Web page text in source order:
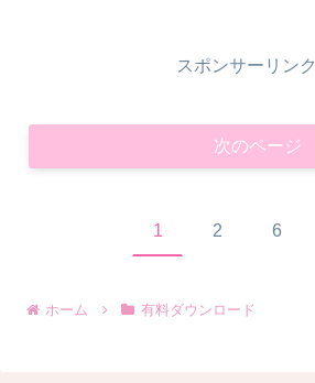
スポンサーリンク
次のページ
1 2 6
ホーム 有料ダウンロード